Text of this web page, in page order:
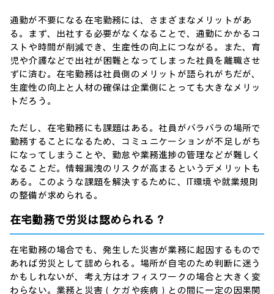
通勤が不要になる在宅勤務には、さまざまなメリットがあ
る。まず、出社する必要がなくなることで、通勤にかかるコ
ストや時間が削減でき、生産性の向上につながる。また、育
児や介護などで出社が困難となってしまった社員を離職させ
ずに済む。在宅勤務は社員側のメリットが語られがちだが、
生産性の向上と人材の確保は企業側にとっても大きなメリッ
トだろう。
ただし、在宅勤務にも課題はある。社員がバラバラの場所で
勤務することになるため、コミュニケーションが不足しがち
になってしまうことや、勤怠や業務進捗の管理などが難しく
なることだ。情報漏洩のリスクが高まるというデメリットも
ある。このような課題を解決するために、IT環境や就業規則
の整備が求められる。
在宅勤務で労災は認められる？
在宅勤務の場合でも、発生した災害が業務に起因するもので
あれば労災として認められる。場所が自宅のため判断に迷う
かもしれないが、考え方はオフィスワークの場合と大きく変
わらない。業務と災害（ケガや疾病）との間に一定の因果関